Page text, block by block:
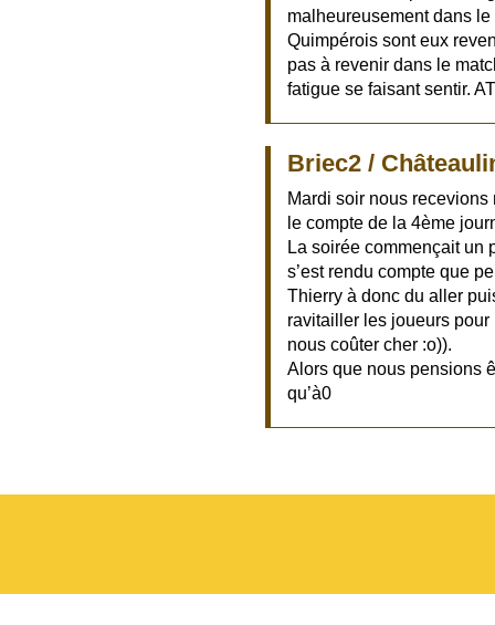
malheureusement dans
Quimpérois sont eux
pas à revenir dans le
fatigue se faisant sentir.
Briec2 /
Mardi soir nous
le compte de la 4ème
La soirée commençait un
s’est rendu compte que
Thierry à donc du aller
ravitailler les joueurs pour
nous coûter cher :o)).
Alors que nous pensions
qu’à0